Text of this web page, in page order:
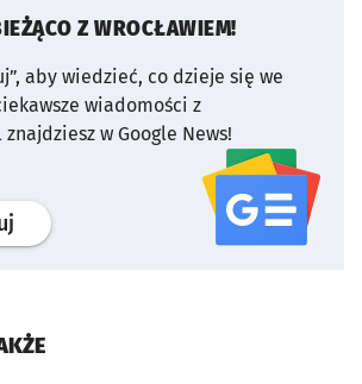
Z WROCŁAWIEM!
aby wiedzieć, co dzieje się we
wiadomości z
w Google News!
profil serwisu